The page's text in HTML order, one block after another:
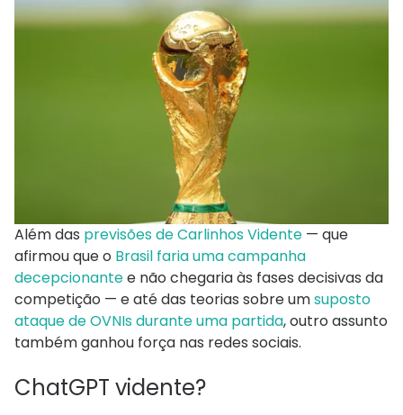
Além das previsões de Carlinhos Vidente — que
afirmou que o Brasil faria uma campanha
decepcionantee não chegaria às fases decisivas da
competição — e até das teorias sobre umsuposto
ataque de OVNIs durante uma partida, outro assunto
também ganhou força nas redes sociais.
ChatGPT vidente?